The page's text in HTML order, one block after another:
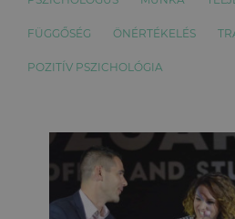
FÜGGŐSÉG ÖNÉRTÉKELÉS
POZITÍV PSZICHOLÓGIA